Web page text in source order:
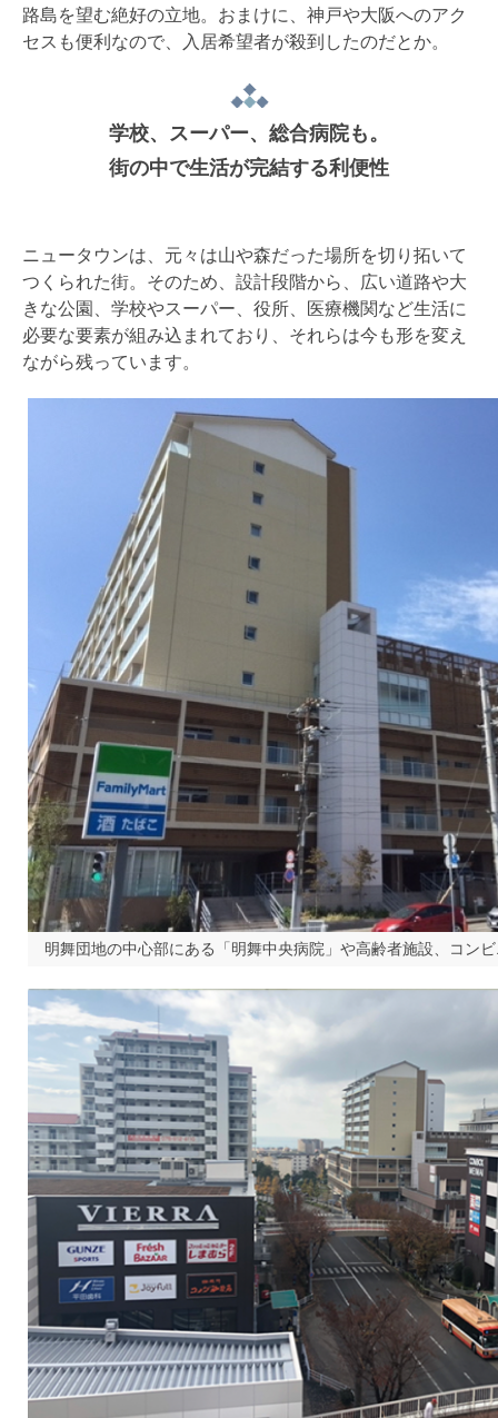
路島を望む絶好の立地。おまけに、神戸や大阪へのアク
セスも便利なので、入居希望者が殺到したのだとか。
学校、スーパー、総合病院も。
街の中で生活が完結する利便性
ニュータウンは、元々は山や森だった場所を切り拓いて
つくられた街。そのため、設計段階から、広い道路や大
きな公園、学校やスーパー、役所、医療機関など生活に
必要な要素が組み込まれており、それらは今も形を変え
ながら残っています。
明舞団地の中心部にある「明舞中央病院」や高齢者施設、コン